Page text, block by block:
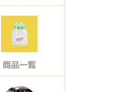
商品一覧